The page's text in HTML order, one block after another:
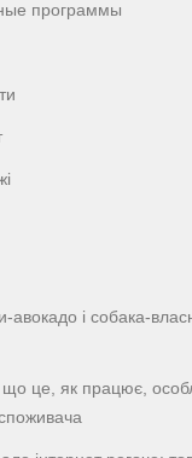
программы
авокадо і собака-
це, як працює,